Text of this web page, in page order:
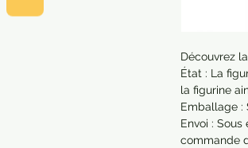
Découvrez
État : La
la figurine
Emballage :
Envoi :
commande